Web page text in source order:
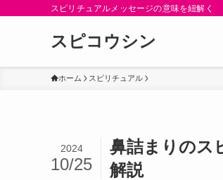
スピリチュアルメッセージの意味を紐解く
スピコウシン
ホーム スピリチュアル
鼻詰まりのス
解説
2024
10/25